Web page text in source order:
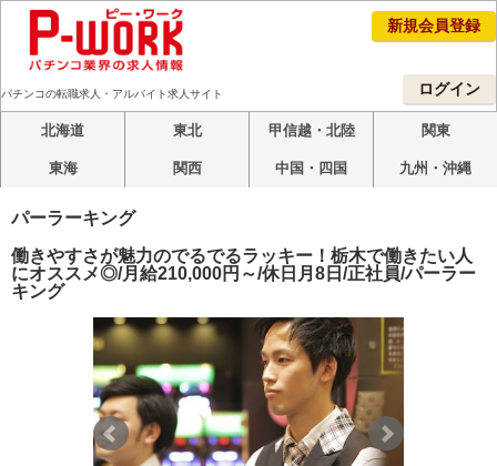
新規会員登録
ログイン
パチンコの転職求人・アルバイト求人サイト
北海道 東北 甲信越・北陸 関東
東海 関西 中国・四国 九州・沖縄
パーラーキング
働きやすさが魅力のでるでるラッキー！栃木で働きたい人
にオススメ◎/月給210,000円～/休日月8日/正社員/パーラー
キング